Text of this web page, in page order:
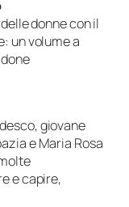
donne con il
un volume a
giovane
e Maria Rosa
e capire,